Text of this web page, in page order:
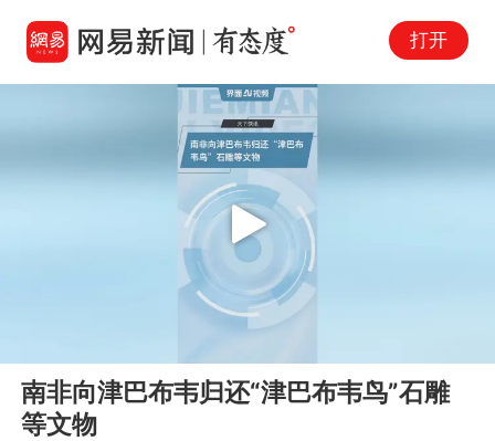
打开
Play
南非向津巴布韦归还“津巴布韦鸟”石雕
等文物